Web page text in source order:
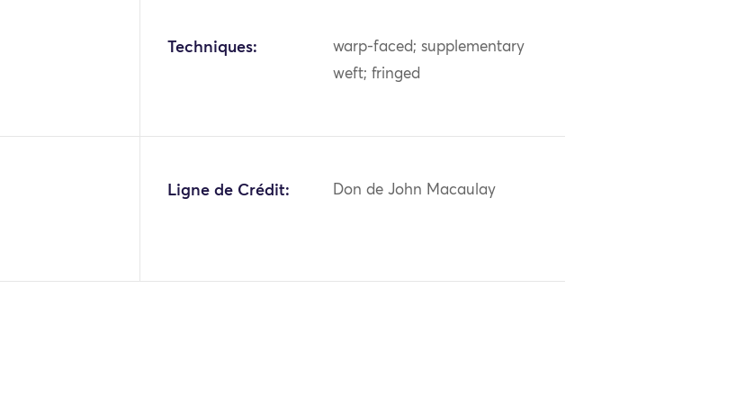
Techniques:
warp-faced; supplementary
weft; fringed
Ligne de Crédit: Don de John Macaulay